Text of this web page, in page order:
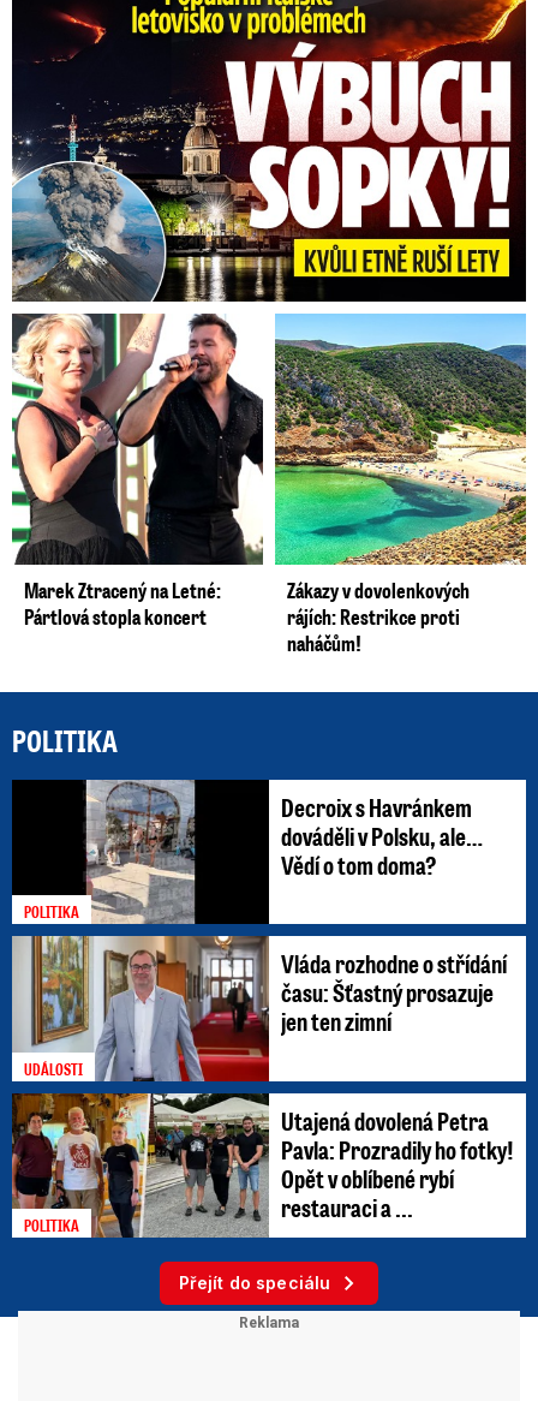
Marek Ztracený na Letné:
Pártlová stopla koncert
Zákazy v dovolenkových
rájích: Restrikce proti
naháčům!
POLITIKA
POLITIKA
Decroix s Havránkem
dováděli v Polsku, ale…
Vědí o tom doma?
UDÁLOSTI
Vláda rozhodne o střídání
času: Šťastný prosazuje
jen ten zimní
POLITIKA
Utajená dovolená Petra
Pavla: Prozradily ho fotky!
Opět v oblíbené rybí
restauraci a ...
Přejít do speciálu